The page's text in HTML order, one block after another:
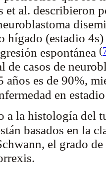
et al. describieron
hígado (estadio
espontánea (
de casos de
años es de 90%,
en
a la histología del
basados en la
el grado